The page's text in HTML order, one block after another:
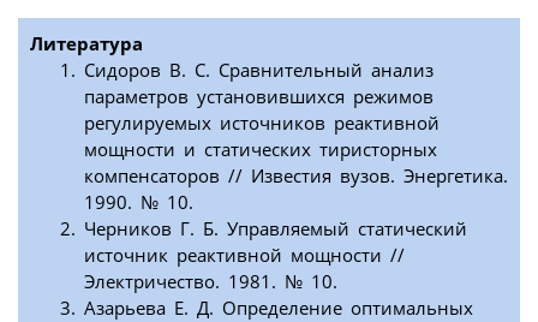
Литература
Сидоров В. С. Сравнительный анализ
параметров установившихся режимов
регулируемых источников реактивной
мощности и статических тиристорных
компенсаторов // Известия вузов. Энергетика.
1990. № 10.
Черников Г. Б. Управляемый статический
источник реактивной мощности //
Электричество. 1981. № 10.
Азарьева Е. Д. Определение оптимальных